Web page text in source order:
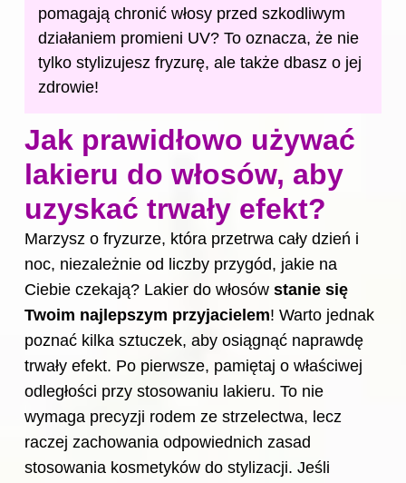
pomagają chronić włosy przed szkodliwym
działaniem promieni UV? To oznacza, że nie
tylko stylizujesz fryzurę, ale także dbasz o jej
zdrowie!
Jak prawidłowo używać
lakieru do włosów, aby
uzyskać trwały efekt?
Marzysz o fryzurze, która przetrwa cały dzień i
noc, niezależnie od liczby przygód, jakie na
Ciebie czekają? Lakier do włosów stanie się
Twoim najlepszym przyjacielem! Warto jednak
poznać kilka sztuczek, aby osiągnąć naprawdę
trwały efekt. Po pierwsze, pamiętaj o właściwej
odległości przy stosowaniu lakieru. To nie
wymaga precyzji rodem ze strzelectwa, lecz
raczej zachowania odpowiednich zasad
stosowania kosmetyków do stylizacji. Jeśli